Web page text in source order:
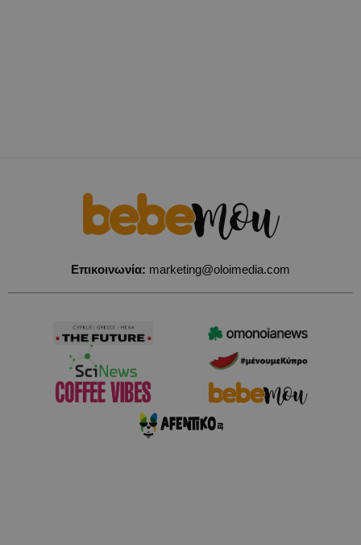
Επικοινωνία: marketing@oloimedia.com